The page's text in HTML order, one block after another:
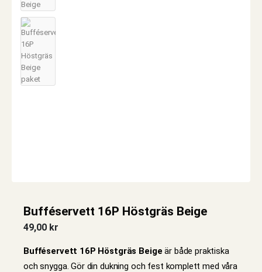
Bufféservett 16P Höstgräs Beige
49,00 kr
Bufféservett 16P Höstgräs Beigeär både praktiska
och snygga. Gör din dukning och fest komplett med våra